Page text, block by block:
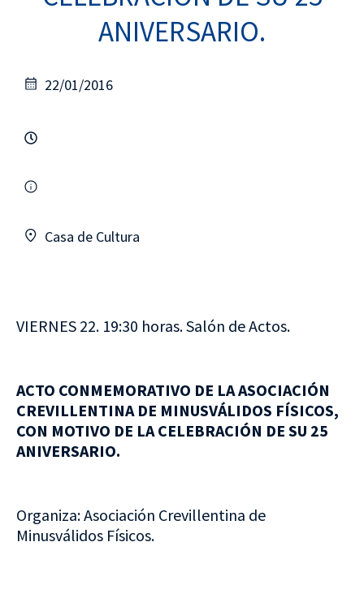
ANIVERSARIO.
22/01/2016
Casa de Cultura
VIERNES 22. 19:30 horas. Salón de Actos.
ACTO CONMEMORATIVO DE LA ASOCIACIÓN
CREVILLENTINA DE MINUSVÁLIDOS FÍSICOS,
CON MOTIVO DE LA CELEBRACIÓN DE SU 25
ANIVERSARIO.
Organiza: Asociación Crevillentina de
Minusválidos Físicos.